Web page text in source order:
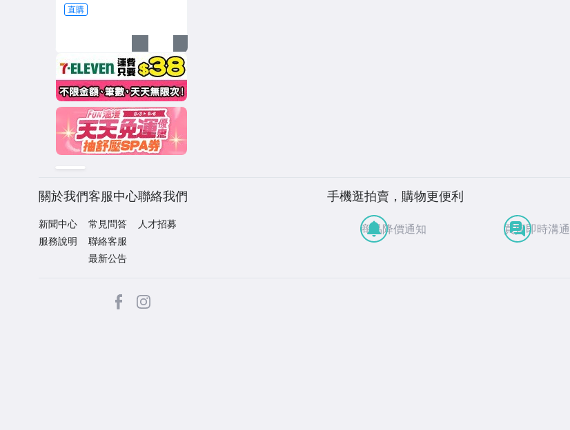
060114-1
直購
關於我們
新聞中心
服務說明
客服中心
常見問答
聯絡客服
最新公告
聯絡我們
人才招募
手機逛拍賣，購物更便利
商品降價通知 買賣即時溝通
facebook